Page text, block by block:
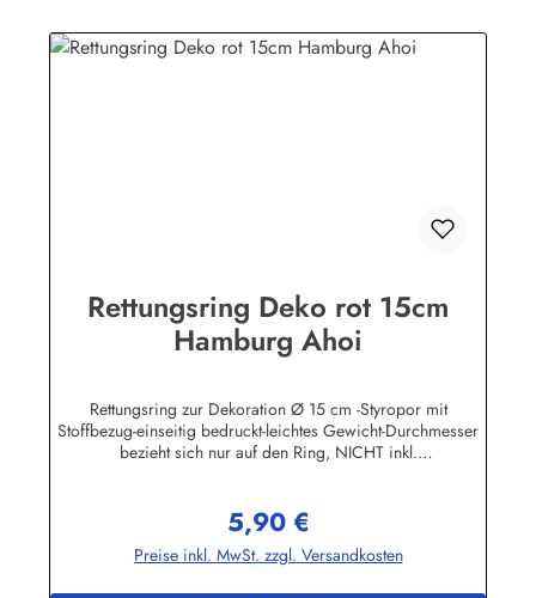
Rettungsring Deko rot 15cm
Hamburg Ahoi
Rettungsring zur Dekoration Ø 15 cm -Styropor mit
Stoffbezug-einseitig bedruckt-leichtes Gewicht-Durchmesser
bezieht sich nur auf den Ring, NICHT inkl.
Regulärer Preis:
5,90 €
Preise inkl. MwSt. zzgl. Versandkosten